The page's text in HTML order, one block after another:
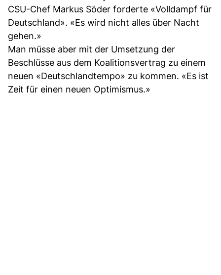
CSU-Chef Markus Söder forderte «Volldampf für
Deutschland». «Es wird nicht alles über Nacht
gehen.»
Man müsse aber mit der Umsetzung der
Beschlüsse aus dem Koalitionsvertrag zu einem
neuen «Deutschlandtempo» zu kommen. «Es ist
Zeit für einen neuen Optimismus.»